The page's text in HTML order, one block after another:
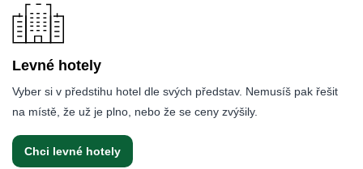
Levné hotely
Vyber si v předstihu hotel dle svých představ. Nemusíš pak řešit
na místě, že už je plno, nebo že se ceny zvýšily.
Chci levné hotely